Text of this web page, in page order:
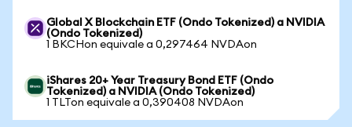
Global X Blockchain ETF (Ondo Tokenized) a NVIDIA
(Ondo Tokenized)
1 BKCHon equivale a 0,297464 NVDAon
iShares 20+ Year Treasury Bond ETF (Ondo
Tokenized) a NVIDIA (Ondo Tokenized)
1 TLTon equivale a 0,390408 NVDAon